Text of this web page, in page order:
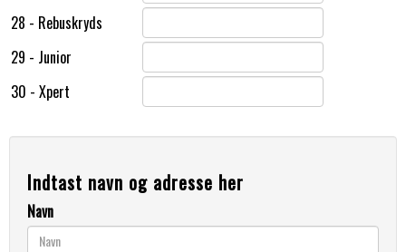
28 - Rebuskryds
29 - Junior
30 - Xpert
Indtast navn og adresse her
Navn